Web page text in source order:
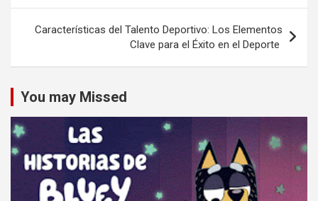
entradas
Características del Talento Deportivo: Los Elementos
Clave para el Éxito en el Deporte
You may Missed